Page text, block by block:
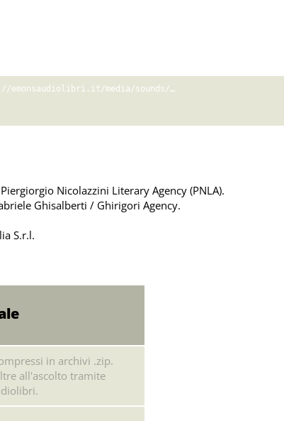
Error loading: "https://emonsaudiolibri.it/media/sounds/audio/samplegrammaticadellafantasi.mp3"
Nicolazzini Literary Agency (PNLA).
Ghisalberti / Ghirigori Agency.
S.r.l.
in archivi .zip.
all'ascolto tramite